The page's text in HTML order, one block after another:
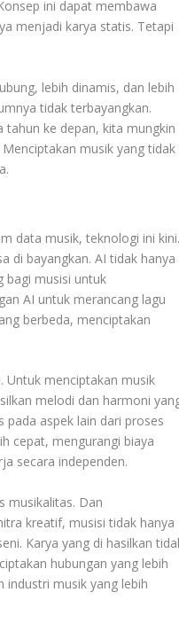
ini dapat membawa
menjadi karya statis. Tetapi
lebih dinamis, dan lebih
tidak terbayangkan.
tahun ke depan, kita mungkin
musik yang tidak
data musik, teknologi ini
di bayangkan. AI tidak hanya
bagi musisi untuk
AI untuk merancang lagu
berbeda, menciptakan
Untuk menciptakan musik
melodi dan harmoni
aspek lain dari proses
cepat, mengurangi biaya
secara independen.
musikalitas. Dan
kreatif, musisi tidak hanya
Karya yang di hasilkan
hubungan yang lebih
industri musik yang lebih